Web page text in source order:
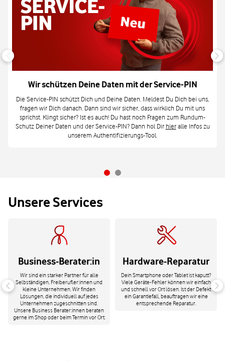
Wir schützen Deine Daten mit der Service-PIN
Die Service-PIN schützt Dich und Deine Daten. Meldest Du Dich bei uns,
fragen wir Dich danach. Dann sind wir sicher, dass wirklich Du mit uns
sprichst. Klingt sicher? Ist es auch! Du hast noch Fragen zum Rundum-
Schutz Deiner Daten und der Service-PIN? Dann hol Dir hieralle Infos zu
unserem Authentifizierungs-Tool.
Unsere Services
Business-Berater:in
Wir sind ein starker Partner für alle
Selbständigen, Freiberufler:innen und
kleine Unternehmen. Wir finden
Lösungen, die individuell auf jedes
Unternehmen zugeschnitten sind.
Unsere Business Berater:innen beraten
gerne im Shop oder beim Termin vor Ort.
Hardware-Reparatur
Dein Smartphone oder Tablet ist kaputt?
Viele Geräte-Fehler können wir einfach
und schnell vor Ort lösen. Ist der Defekt
ein Garantiefall, beauftragen wir eine
entsprechende Reparatur.